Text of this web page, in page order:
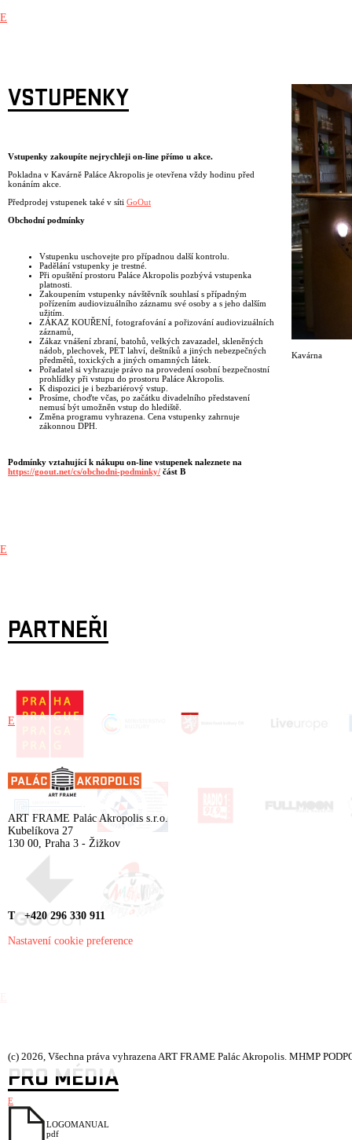
E
VSTUPENKY
Vstupenky zakoupíte nejrychleji on-line přímo u akce.
Pokladna v Kavárně Paláce Akropolis je otevřena vždy hodinu před
konáním akce.
Předprodej vstupenek také v síti GoOut
Obchodní podmínky
Vstupenku uschovejte pro případnou další kontrolu.
Padělání vstupenky je trestné.
Při opuštění prostoru Paláce Akropolis pozbývá vstupenka
platnosti.
Zakoupením vstupenky návštěvník souhlasí s případným
pořízením audiovizuálního záznamu své osoby a s jeho dalším
užitím.
ZÁKAZ KOUŘENÍ, fotografování a pořizování audiovizuálních
záznamů,
Zákaz vnášení zbraní, batohů, velkých zavazadel, skleněných
nádob, plechovek, PET lahví, deštníků a jiných nebezpečných
předmětů, toxických a jiných omamných látek.
Pořadatel si vyhrazuje právo na provedení osobní bezpečnostní
prohlídky při vstupu do prostoru Paláce Akropolis.
K dispozici je i bezbariérový vstup.
Prosíme, choďte včas, po začátku divadelního představení
nemusí být umožněn vstup do hlediště.
Změna programu vyhrazena. Cena vstupenky zahrnuje
zákonnou DPH.
Podmínky vztahující k nákupu on-line vstupenek naleznete na
https://goout.net/cs/obchodni-podminky/ část B
Kavárna
E
PARTNEŘI
PRO MÉDIA
E
LOGOMANUAL
pdf
E
ART FRAME Palác Akropolis s.r.o.
Kubelíkova 27
130 00, Praha 3 - Žižkov
T +420 296 330 911
Nastavení cookie preference
(c) 2026, Všechna práva vyhrazena ART FRAME Palác Akropolis. MHMP